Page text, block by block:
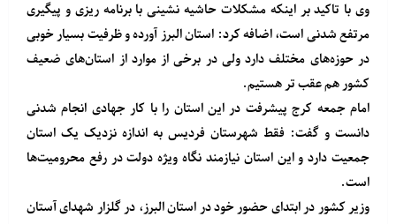
وی با تاکید بر اینکه مشکلات حاشیه نشینی با برنامه ریزی و پیگیری
مرتفع شدنی است، اضافه کرد: استان البرز آورده و ظرفیت بسیار خوبی
در حوزه‌های مختلف دارد ولی در برخی از موارد از استان‌های ضعیف
کشور هم عقب تر هستیم.
امام جمعه کرج پیشرفت در این استان را با کار جهادی انجام شدنی
دانست و گفت: فقط شهرستان فردیس به اندازه نزدیک یک استان
جمعیت دارد و این استان نیازمند نگاه ویژه دولت در رفع محرومیت‌ها
است.
وزیر کشور در ابتدای حضور خود در استان البرز، در گلزار شهدای آستان